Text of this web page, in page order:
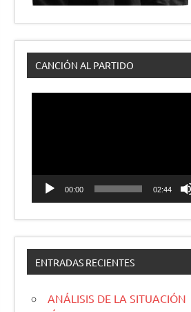
CANCIÓN AL PARTIDO
00:00 02:44
ENTRADAS RECIENTES
ANÁLISIS DE LA SITUACIÓN